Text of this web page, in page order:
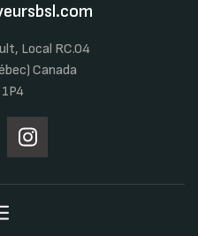
Local RC.04
Canada